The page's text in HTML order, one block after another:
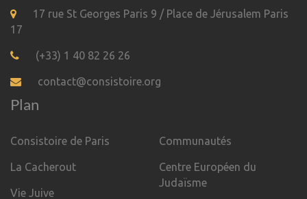
17 rue St Georges Paris 9 / Place de Jérusalem Paris
17
(+33) 1 40 82 26 26
contact@consistoire.org
Plan
Consistoire de Paris
La Cacherout
Vie Juive
Communautés
Centre Européen du
Judaïsme